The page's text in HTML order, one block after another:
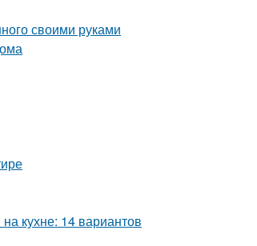
своими руками
кухне: 14 вариантов